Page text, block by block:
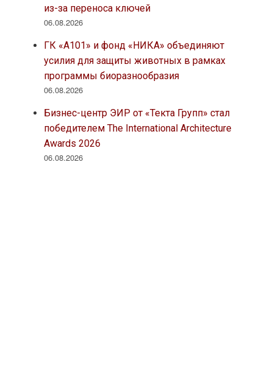
из-за переноса ключей
06.08.2026
ГК «А101» и фонд «НИКА» объединяют
усилия для защиты животных в рамках
программы биоразнообразия
06.08.2026
Бизнес-центр ЭИР от «Текта Групп» стал
победителем The International Architecture
Awards 2026
06.08.2026